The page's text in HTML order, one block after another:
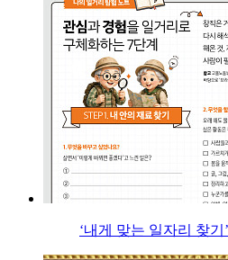
‘내게 맞는 일자리 찾